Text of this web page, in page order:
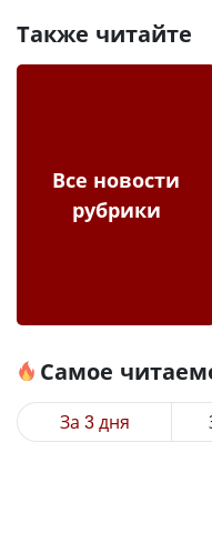
Также читайте
Все новости
рубрики
Самое
За 3 дня